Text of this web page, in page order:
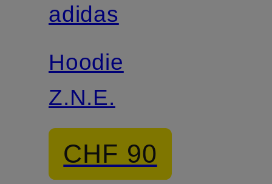
adidas
Hoodie
Z.N.E.
CHF 90